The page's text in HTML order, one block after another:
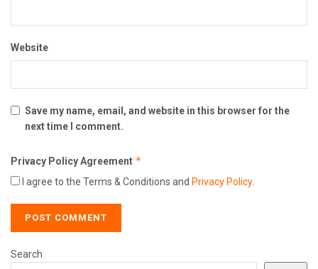
Website
Save my name, email, and website in this browser for the
next time I comment.
Privacy Policy Agreement *
I agree to the Terms & Conditions and Privacy Policy.
Search